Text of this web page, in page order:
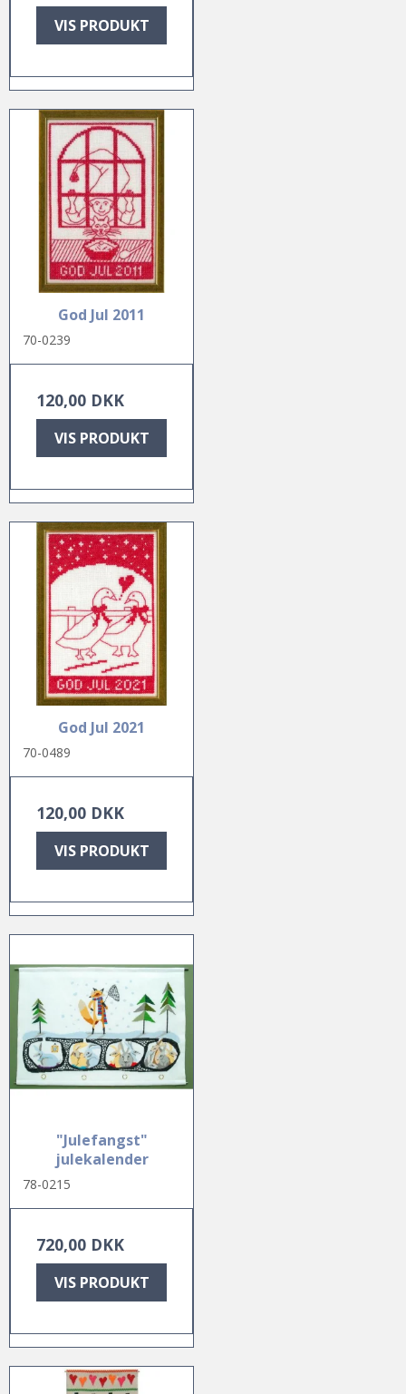
VIS PRODUKT
God Jul 2011
70-0239
120,00 DKK
VIS PRODUKT
God Jul 2021
70-0489
120,00 DKK
VIS PRODUKT
"Julefangst"
julekalender
78-0215
720,00 DKK
VIS PRODUKT